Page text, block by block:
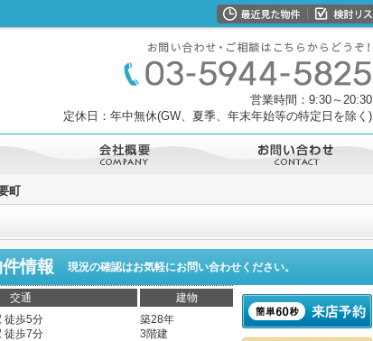
営業時間：9:30～20:30
定休日：年中無休(GW、夏季、年末年始等の特定日を除く)
町
情報 現況の確認はお気軽にお問い合わせください。
交通 建物
徒歩5分
徒歩7分
築28年
3階建